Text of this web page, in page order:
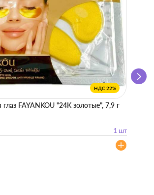
НДС 22%
глаз FAYANKOU "24K золотые", 7,9 г
1 шт